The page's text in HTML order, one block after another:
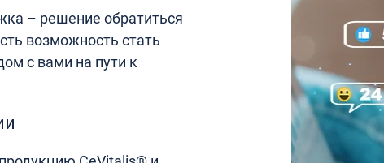
– решение обратиться
возможность стать
с вами на пути к